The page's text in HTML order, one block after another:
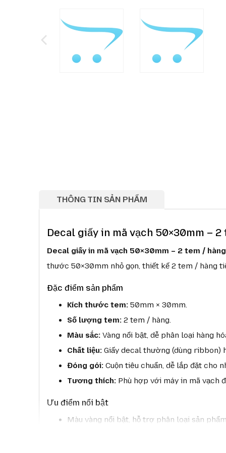
THÔNG TIN SẢN PHẨM
Decal giấy in mã vạch 50×30mm – 2
Decal giấy in mã vạch 50×30mm – 2 tem /
thước 50×30mm nhỏ gọn, thiết kế 2 tem / hàng
Đặc điểm sản phẩm
Kích thước tem: 50mm × 30mm.
Số lượng tem: 2 tem / hàng.
Màu sắc: Vàng nổi bật, dễ phân loại hàng
Chất liệu: Giấy decal thường (dùng ribbon)
Đóng gói: Cuộn tiêu chuẩn, dễ lắp đặt cho
Tương thích: Phù hợp với máy in mã vạch
Ưu điểm nổi bật
Màu vàng nổi bật, hỗ trợ phân loại sản
Thiết kế 2 tem / hàng, tiết kiệm thời gian in